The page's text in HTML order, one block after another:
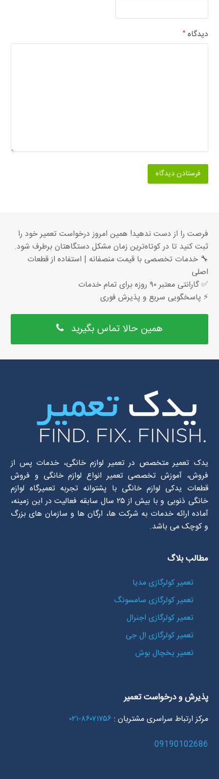
دیدگاه*
فرصت را از دست ندهید! همین امروز درخواست تعمیر خود را
ثبت کنید تا در کوتاه‌ترین زمان مشکل دستگاهتان برطرف شود.
🔧 خدمات تخصصی با قیمت منصفانه | استفاده از قطعات
اصلی
✅ گارانتی معتبر ۹۰ روزه برای تمام خدمات
⚡ پاسخگویی سریع و پذیرش فوری
همین حالا تماس بگیرید
یدک تعمیر متخصص در تعمیر لوازم خانگی، خدمات پس از
فروش، آموزش تخصصی تعمیر انواع لوازم خانگی و فروش
قطعات یدکی لوازم خانگی با پشتوانه تجربه تعمیرگاه لوازم
خانگی ذنوبی و با بیش از ۲۵ سال سابقه فعالیت در این زمینه،
آماده ارائه خدمات به شرکت ها، ارگان ها و سازمان های بزرگ
و کوچک می باشد.
مطالب بلاگ
تعمیر کولرگازی مدیا
تعمیر کولرگازی سامسونگ
تعمیر کولرگازی اجنرال
تعمیر کولرگازی ال جی
تعمیر یخچال بوش
پذیرش و درخواست تعمیر
مرکز ارتباط سراسری مشتریان : ۸۶۰۷۱۷۵۶-۰۲۱
09190102686